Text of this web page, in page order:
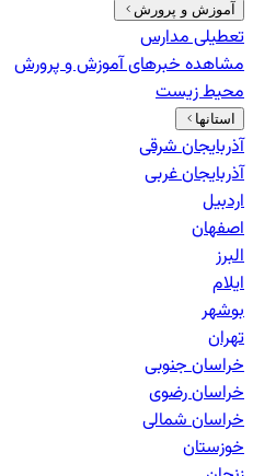
آموزش و پرورش
تعطیلی مدارس
مشاهده خبرهایآموزش و پرورش
محیط زیست
استانها
آذربایجان شرقی
آذربایجان غربی
اردبیل
اصفهان
البرز
ایلام
بوشهر
تهران
خراسان جنوبی
خراسان رضوی
خراسان شمالی
خوزستان